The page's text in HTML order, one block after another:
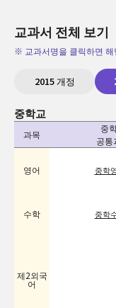
교과서 전체 보기
※ 교과서명을 클릭하면 해
2015 개정
중학교
과목
중
공통
영어 중학
수학 중학
제2외국
어